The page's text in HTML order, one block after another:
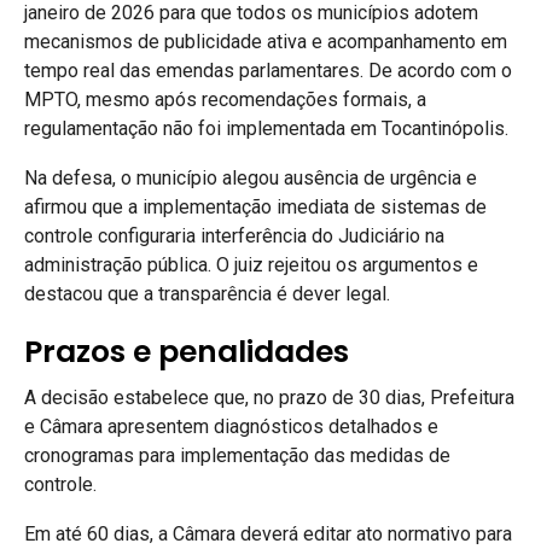
janeiro de 2026 para que todos os municípios adotem
mecanismos de publicidade ativa e acompanhamento em
tempo real das emendas parlamentares. De acordo com o
MPTO, mesmo após recomendações formais, a
regulamentação não foi implementada em Tocantinópolis.
Na defesa, o município alegou ausência de urgência e
afirmou que a implementação imediata de sistemas de
controle configuraria interferência do Judiciário na
administração pública. O juiz rejeitou os argumentos e
destacou que a transparência é dever legal.
Prazos e penalidades
A decisão estabelece que, no prazo de 30 dias, Prefeitura
e Câmara apresentem diagnósticos detalhados e
cronogramas para implementação das medidas de
controle.
Em até 60 dias, a Câmara deverá editar ato normativo para